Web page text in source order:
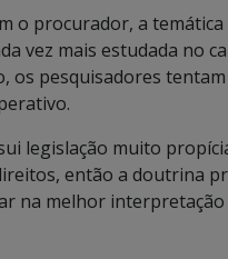
o procurador, a
vez mais estudada no
os pesquisadores
legislação muito
então a doutrina
na melhor interpretação